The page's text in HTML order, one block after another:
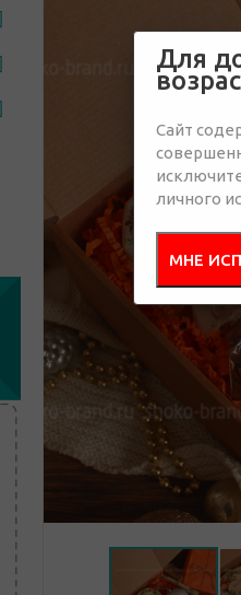
Для
Сайт
личного
МНЕ